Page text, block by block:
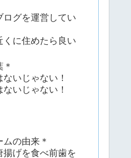
ログを運営してい
くに住めたら良い
＊
いじゃない！
いじゃない！
ムの由来＊
揚げを食べ前歯を